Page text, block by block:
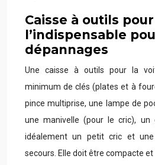
Caisse à outils
l’indispensable
dépannages
Une caisse à outils pour la
minimum de clés (plates et à
pince multiprise, une lampe de
une manivelle (pour le cric), un
idéalement un petit cric et
secours. Elle doit être compacte